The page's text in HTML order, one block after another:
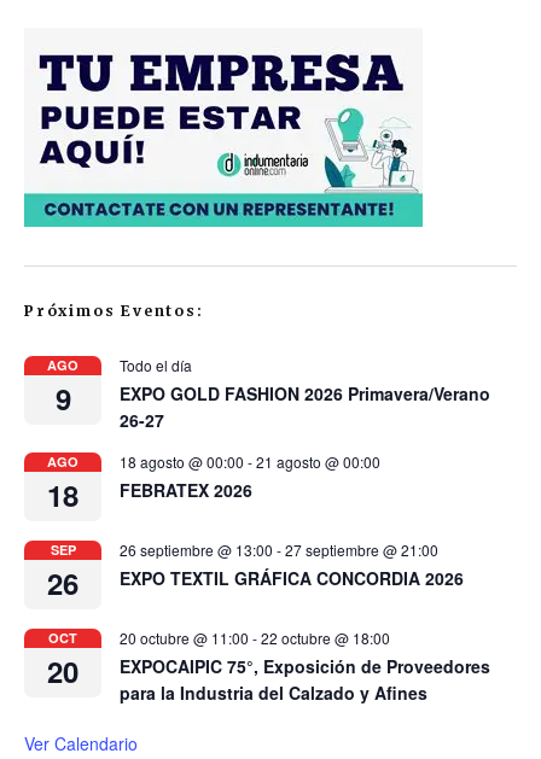
Próximos Eventos:
AGO
9
Todo el día
EXPO GOLD FASHION 2026 Primavera/Verano
26-27
AGO
18
18 agosto @ 00:00 -21 agosto @ 00:00
FEBRATEX 2026
SEP
26
26 septiembre @ 13:00 -27 septiembre @ 21:00
EXPO TEXTIL GRÁFICA CONCORDIA 2026
OCT
20
20 octubre @ 11:00 -22 octubre @ 18:00
EXPOCAIPIC 75°, Exposición de Proveedores
para la Industria del Calzado y Afines
Ver Calendario